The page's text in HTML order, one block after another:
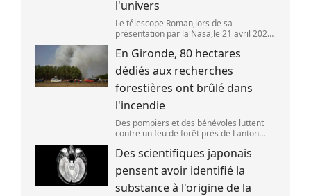
l'univers
Le télescope Roman,lors de sa
présentation par la Nasa,le 21 avril 2026
LOEB )
En Gironde, 80 hectares
dédiés aux recherches
forestières ont brûlé dans
l'incendie
Des pompiers et des bénévoles luttent
contre un feu de forêt près de Lanton
Des scientifiques japonais
pensent avoir identifié la
substance à l'origine de la